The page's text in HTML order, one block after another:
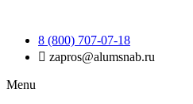
8 (800) 707-07-18
zapros@alumsnab.ru
Menu